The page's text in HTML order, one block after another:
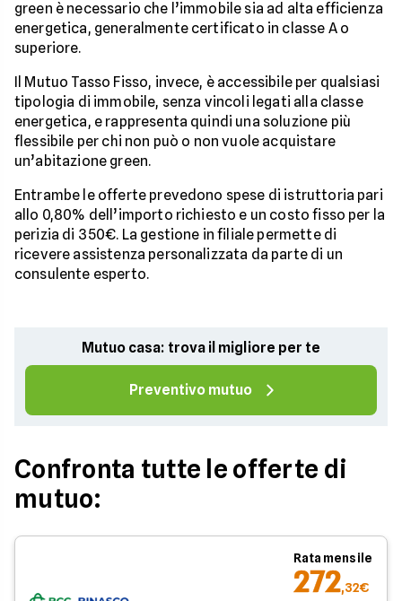
green è necessario che l’immobile sia ad alta efficienza
energetica, generalmente certificato in classe A o
superiore.
Il Mutuo Tasso Fisso, invece, è accessibile per qualsiasi
tipologia di immobile, senza vincoli legati alla classe
energetica, e rappresenta quindi una soluzione più
flessibile per chi non può o non vuole acquistare
un’abitazione green.
Entrambe le offerte prevedono spese di istruttoria pari
allo 0,80% dell’importo richiesto e un costo fisso per la
perizia di 350€. La gestione in filiale permette di
ricevere assistenza personalizzata da parte di un
consulente esperto.
Mutuo casa: trova il migliore per te
Preventivo mutuo
Confronta tutte le offerte di
mutuo:
Rata mensile
272,32€